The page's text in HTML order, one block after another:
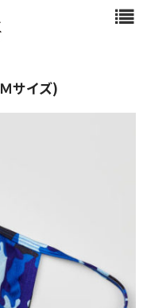
浜松マスクと
新作商品
クール
サイズ)